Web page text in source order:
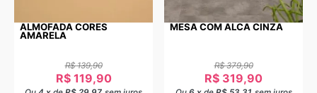
ALMOFADA CORES
AMARELA
R$ 139,90
R$ 119,90
MESA COM ALCA CINZA
R$ 379,90
R$ 319,90